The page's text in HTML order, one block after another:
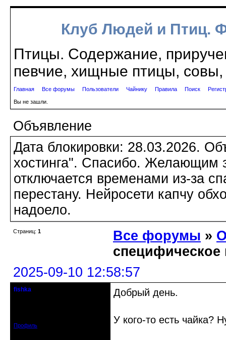
Клуб Людей и Птиц.
Птицы. Содержание,
певчие, хищные птицы, совы,
Главная Все форумы Пользователи Чайнику Правила Поиск
Вы не зашли.
Объявление
Дата блокировки: 28.03.2026.
хостинга". Спасибо. Желающим
отключается временами из-за
перестану. Нейросети капчу
надоело.
Страниц: 1 Все форумы »
специфическое
2025-09-10 12:58:57
fishka
Профиль
Добрый день.
У кого-то есть чайка?